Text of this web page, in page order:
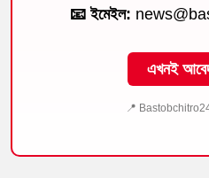
📧 ইমেইল:
এখনই
📍